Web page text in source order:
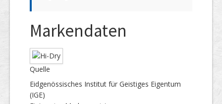
Markendaten
Quelle
Eidgenössisches Institut für Geistiges Eigentum
(IGE)